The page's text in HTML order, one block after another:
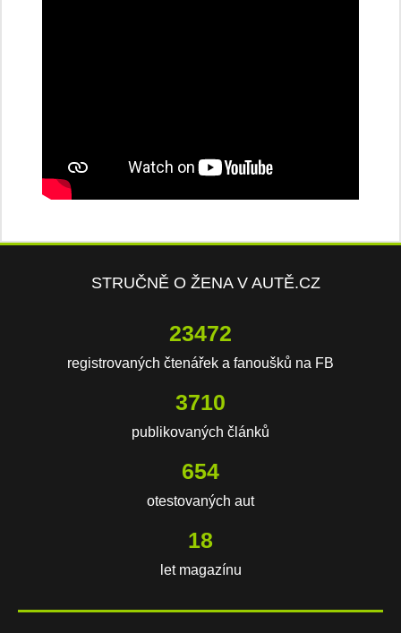
STRUČNĚ O ŽENA V AUTĚ.CZ
23472
registrovaných čtenářek a fanoušků na FB
3710
publikovaných článků
654
otestovaných aut
18
let magazínu